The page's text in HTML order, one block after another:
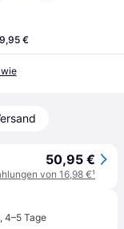
€
50,95 €
von 16,98 €¹
, 4–5 Tage